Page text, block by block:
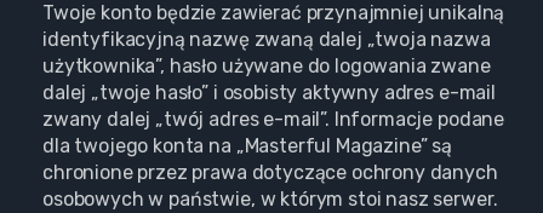
Twoje konto będzie zawierać przynajmniej unikalną
identyfikacyjną nazwę zwaną dalej „twoja nazwa
użytkownika”, hasło używane do logowania zwane
dalej „twoje hasło” i osobisty aktywny adres e-mail
zwany dalej „twój adres e-mail”. Informacje podane
dla twojego konta na „Masterful Magazine” są
chronione przez prawa dotyczące ochrony danych
osobowych w państwie, w którym stoi nasz serwer.